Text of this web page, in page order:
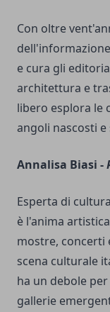
Con oltre
e cura gli
architettura e
libero esplora le
angoli nascosti
Annalisa Biasi -
Esperta di
è l'anima
mostre, concerti
scena culturale
ha un debole
gallerie